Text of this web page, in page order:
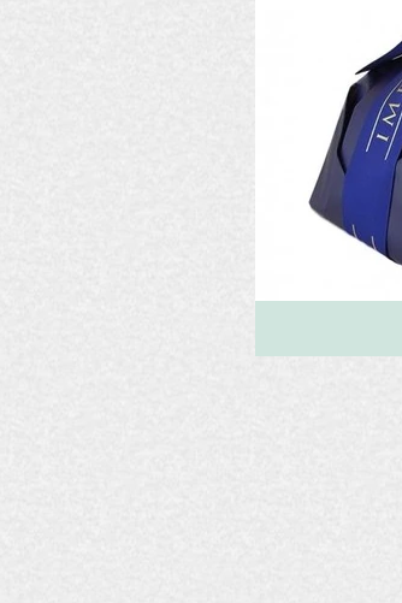
Editoriali
EVO La Madia
Recensioni